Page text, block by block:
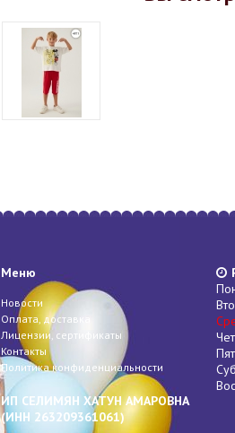
Меню
Новости
Оплата, доставка
Лицензии, сертификаты
Контакты
Политика конфиденциальности
ИП СЕЛИМЯН ХАТУН АМАРОВНА
(ИНН 263209361061)